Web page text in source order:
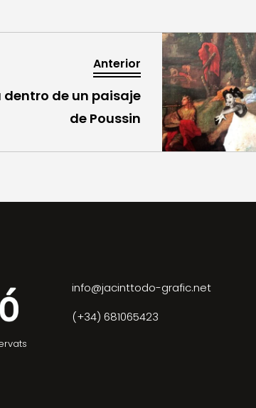
Anterior
dentro de un paisaje
de Poussin
info@jacinttodo-grafic.net
(+34) 681065423